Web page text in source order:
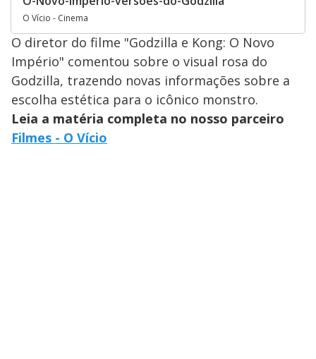
O Vício - Cinema
O diretor do filme "Godzilla e Kong: O Novo
Império" comentou sobre o visual rosa do
Godzilla, trazendo novas informações sobre a
escolha estética para o icônico monstro.
Leia a matéria completa no nosso parceiro
Filmes - O Vício